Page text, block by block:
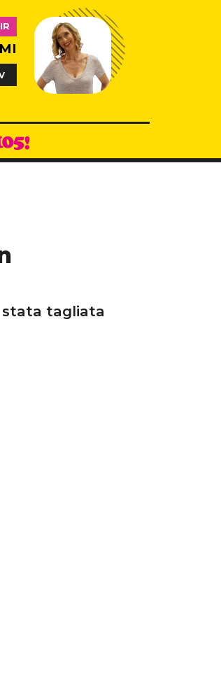
stata tagliata